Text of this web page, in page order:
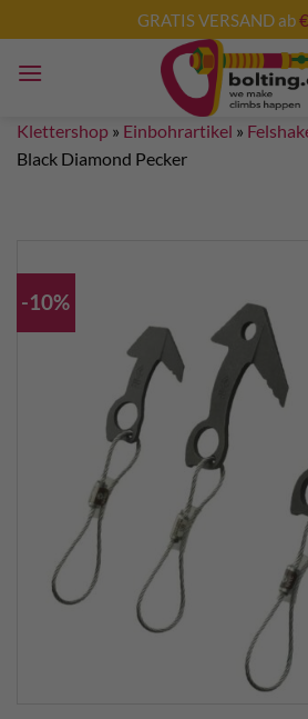
Inhalt
springen
GRATIS VERSAND ab
Klettershop » Einbohrartikel »
Black Diamond Pecker
-10%